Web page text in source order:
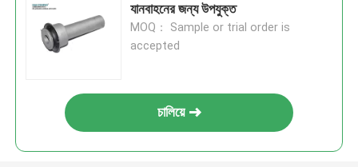
যানবাহনের জন্য উপযুক্ত
MOQ： Sample or trial order is
accepted
চালিয়ে